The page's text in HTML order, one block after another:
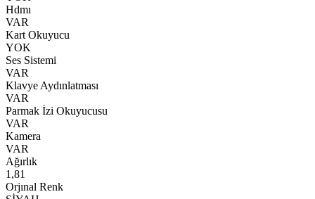
Hdmı
VAR
Kart Okuyucu
YOK
Ses Sistemi
VAR
Klavye Aydınlatması
VAR
Parmak İzi Okuyucusu
VAR
Kamera
VAR
Ağırlık
1,81
Orjınal Renk